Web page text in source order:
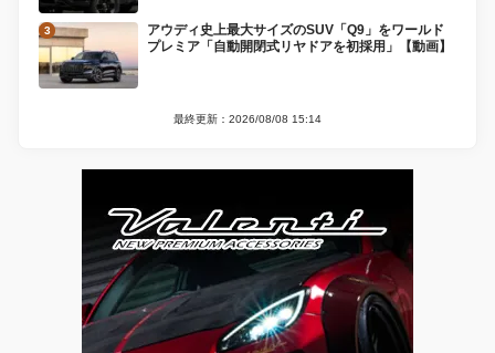
アウディ史上最大サイズのSUV「Q9」をワールド
プレミア「自動開閉式リヤドアを初採用」【動画】
最終更新：2026/08/08 15:14